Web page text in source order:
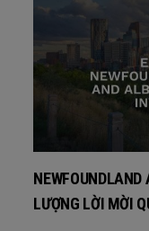
NEWFOUNDLAND
LƯỢNG LỜI MỜI